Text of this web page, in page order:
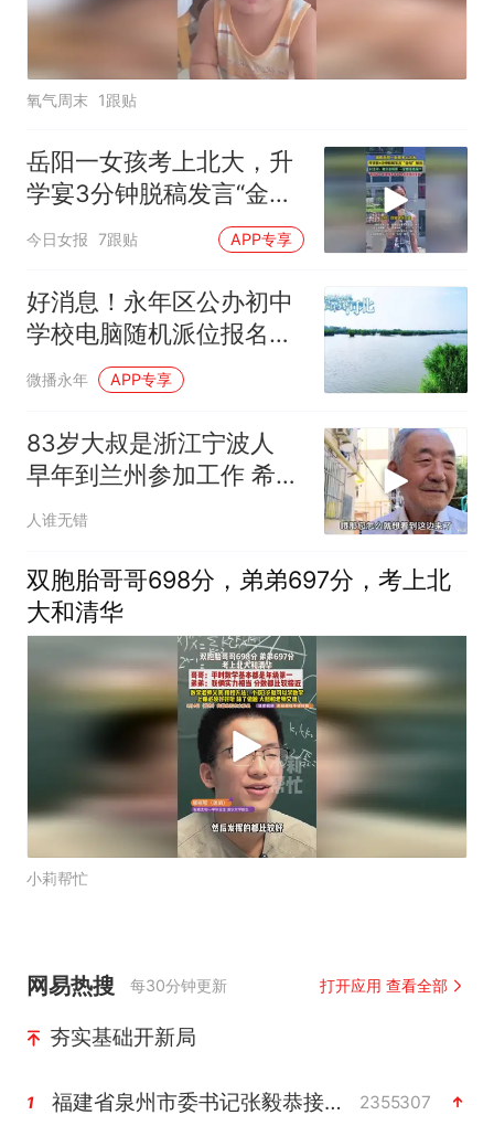
氧气周末 1跟贴
岳阳一女孩考上北大，升
学宴3分钟脱稿发言“金句”
频出，考完还回村支教
今日女报 7跟贴 APP专享
好消息！永年区公办初中
学校电脑随机派位报名即
将开始
微播永年 APP专享
83岁大叔是浙江宁波人
早年到兰州参加工作 希望
百年后回
人谁无错
双胞胎哥哥698分，弟弟697分，考上北
大和清华
小莉帮忙
网易热搜 每30分钟更新 打开应用 查看全部
夯实基础开新局
1 福建省泉州市委书记张毅恭接受纪律审查和监察调查 2355307